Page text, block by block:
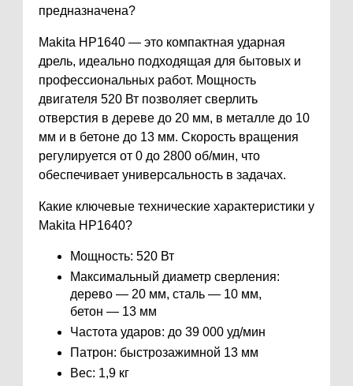
предназначена?
Makita HP1640 — это компактная ударная
дрель, идеально подходящая для бытовых и
профессиональных работ. Мощность
двигателя 520 Вт позволяет сверлить
отверстия в дереве до 20 мм, в металле до 10
мм и в бетоне до 13 мм. Скорость вращения
регулируется от 0 до 2800 об/мин, что
обеспечивает универсальность в задачах.
Какие ключевые технические характеристики у
Makita HP1640?
Мощность: 520 Вт
Максимальный диаметр сверления:
дерево — 20 мм, сталь — 10 мм,
бетон — 13 мм
Частота ударов: до 39 000 уд/мин
Патрон: быстрозажимной 13 мм
Вес: 1,9 кг